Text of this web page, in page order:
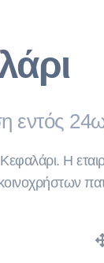
εντός
Η